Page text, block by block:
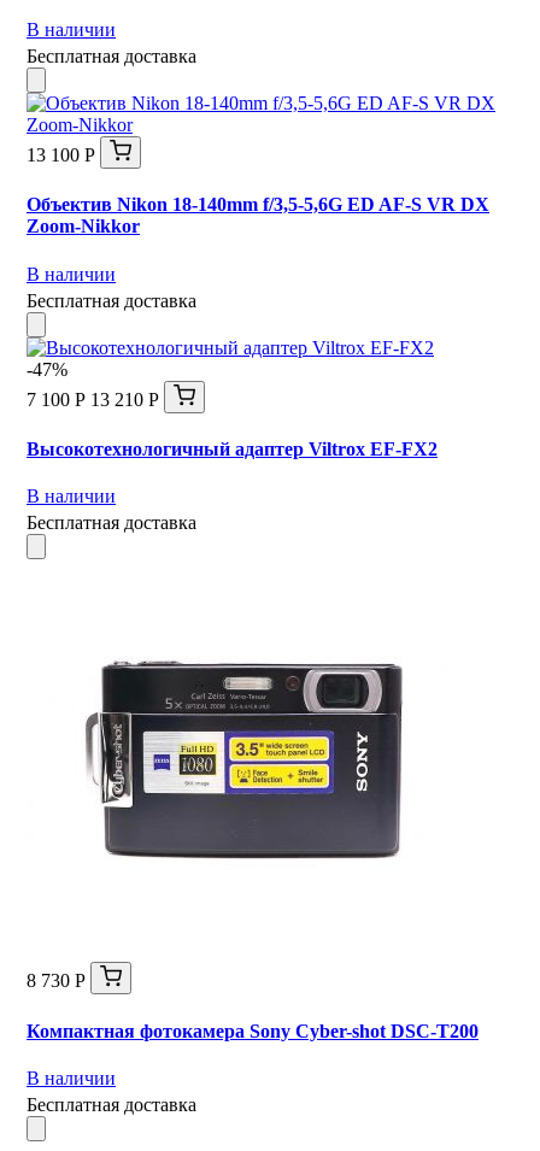
В наличии
Бесплатная доставка
13 100 Р
Объектив Nikon 18-140mm f/3,5-5,6G ED AF-S VR DX
Zoom-Nikkor
В наличии
Бесплатная доставка
-47%
7 100 Р 13 210 Р
Высокотехнологичный адаптер Viltrox EF-FX2
В наличии
Бесплатная доставка
8 730 Р
Компактная фотокамера Sony Cyber-shot DSC-T200
В наличии
Бесплатная доставка